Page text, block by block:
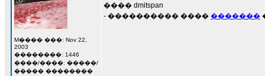
M���� ���: Nov 22,
2003
��������: 1446
����/����: �����/
����� ��������
���� dmitspan
- ���������� ���� �������